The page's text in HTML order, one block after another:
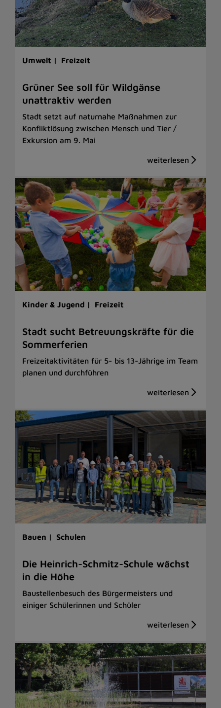
Umwelt | Freizeit
Grüner See soll für Wildgänse
unattraktiv werden
Stadt setzt auf naturnahe Maßnahmen zur
Konfliktlösung zwischen Mensch und Tier /
Exkursion am 9. Mai
Kinder & Jugend | Freizeit
Stadt sucht Betreuungskräfte für die
Sommerferien
Freizeitaktivitäten für 5- bis 13-Jährige im Team
planen und durchführen
Bauen | Schulen
Die Heinrich-Schmitz-Schule wächst
in die Höhe
Baustellenbesuch des Bürgermeisters und
einiger Schülerinnen und Schüler